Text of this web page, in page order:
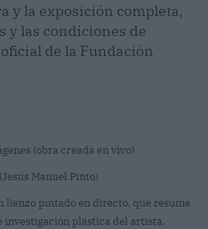
y la exposición completa,
y las condiciones de
de la Fundación
(obra creada en vivo)
Manuel Pinto)
lienzo pintado en directo, que resume
investigación plástica del artista,